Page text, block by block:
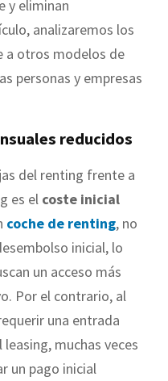
y eliminan
analizaremos los
a otros modelos de
personas y empresas
reducidos
del renting frente a
es el coste inicial
coche de renting, no
inicial, lo
un acceso más
Por el contrario, al
una entrada
muchas veces
un pago inicial